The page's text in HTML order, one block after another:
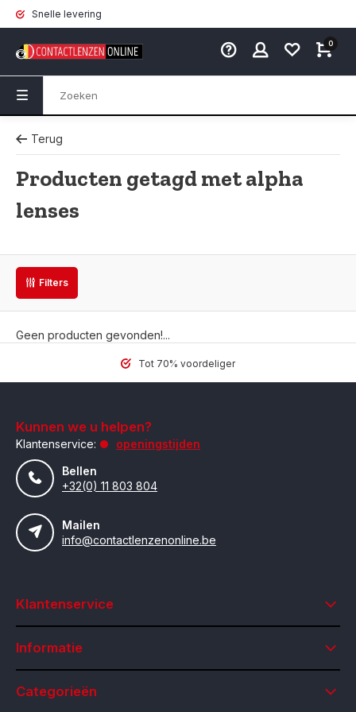
Snelle levering
0
Terug
Producten getagd met alpha
lenses
Filters
Geen producten gevonden!...
Tot 70% voordeliger
Kunnen we u helpen?
Klantenservice:
openingstijden
Bellen
+32(0) 11 803 804
Mailen
info@contactlenzenonline.be
Klantenservice
Informatie
Categorieën